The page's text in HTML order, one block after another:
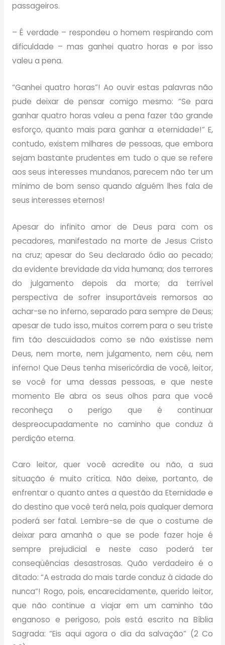
passageiros.
– É verdade – respondeu o homem respirando com
dificuldade – mas ganhei quatro horas e por isso
valeu a pena.
“Ganhei quatro horas”! Ao ouvir estas palavras não
pude deixar de pensar comigo mesmo: “Se para
ganhar quatro horas valeu a pena fazer tão grande
esforço, quanto mais para ganhar a eternidade!” E,
contudo, existem milhares de pessoas, que embora
sejam bastante prudentes em tudo o que se refere
aos seus interesses mundanos, parecem não ter um
mínimo de bom senso quando alguém lhes fala de
seus interesses eternos!
Apesar do infinito amor de Deus para com os
pecadores, manifestado na morte de Jesus Cristo
na cruz; apesar do Seu declarado ódio ao pecado;
da evidente brevidade da vida humana; dos terrores
do julgamento depois da morte; da terrível
perspectiva de sofrer insuportáveis remorsos ao
achar-se no inferno, separado para sempre de Deus;
apesar de tudo isso, muitos correm para o seu triste
fim tão descuidados como se não existisse nem
Deus, nem morte, nem julgamento, nem céu, nem
inferno! Que Deus tenha misericórdia de você, leitor,
se você for uma dessas pessoas, e que neste
momento Ele abra os seus olhos para que você
reconheça o perigo que é continuar
despreocupadamente no caminho que conduz à
perdição eterna.
Caro leitor, quer você acredite ou não, a sua
situação é muito crítica. Não deixe, portanto, de
enfrentar o quanto antes a questão da Eternidade e
do destino que você terá nela, pois qualquer demora
poderá ser fatal. Lembre-se de que o costume de
deixar para amanhã o que se pode fazer hoje é
sempre prejudicial e neste caso poderá ter
conseqüências desastrosas. Quão verdadeiro é o
ditado: “A estrada do mais tarde conduz à cidade do
nunca”! Rogo, pois, encarecidamente, querido leitor,
que não continue a viajar em um caminho tão
enganoso e perigoso, pois está escrito na Bíblia
Sagrada: “Eis aqui agora o dia da salvação” (2 Co